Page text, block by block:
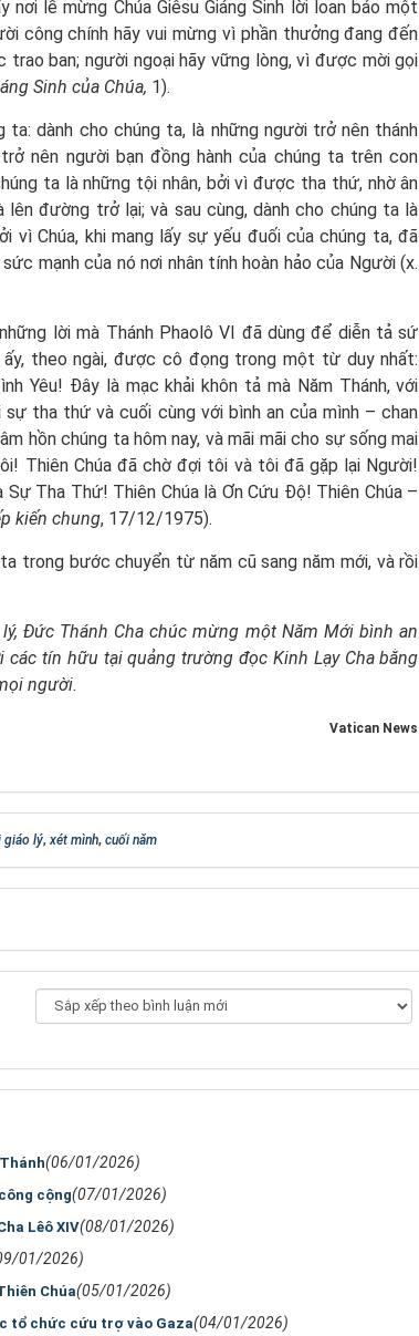
nơi lễ mừng Chúa Giêsu Giáng Sinh lời loan báo một
công chính hãy vui mừng vì phần thưởng đang đến
ban; người ngoại hãy vững lòng, vì được mời gọi
Sinh của Chúa, 1).
dành cho chúng ta, là những người trở nên thánh
nên người bạn đồng hành của chúng ta trên con
ta là những tội nhân, bởi vì được tha thứ, nhờ ân
đường trở lại; và sau cùng, dành cho chúng ta là
vì Chúa, khi mang lấy sự yếu đuối của chúng ta, đã
mạnh của nó nơi nhân tính hoàn hảo của Người (x.
lời mà Thánh Phaolô VI đã dùng để diễn tả sứ
theo ngài, được cô đọng trong một từ duy nhất:
Yêu! Đây là mạc khải khôn tả mà Năm Thánh, với
tha thứ và cuối cùng với bình an của mình – chan
hồn chúng ta hôm nay, và mãi mãi cho sự sống mai
Thiên Chúa đã chờ đợi tôi và tôi đã gặp lại Người!
Tha Thứ! Thiên Chúa là Ơn Cứu Độ! Thiên Chúa –
kiến chung, 17/12/1975).
trong bước chuyển từ năm cũ sang năm mới, và rồi
Đức Thánh Cha chúc mừng một Năm Mới bình an
tín hữu tại quảng trường đọc Kinh Lạy Cha bằng
người.
Vatican News
giáo lý,xét mình, cuối năm
(06/01/2026)
cộng(07/01/2026)
Lêô XIV(08/01/2026)
01/2026)
Chúa(05/01/2026)
tổ chức cứu trợ vào Gaza(04/01/2026)